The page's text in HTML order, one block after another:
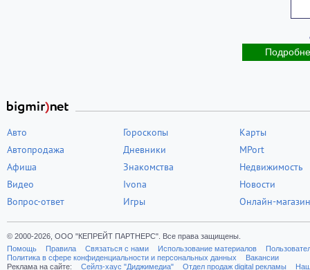
Авто
Автопродажа
Афиша
Видео
Вопрос-ответ
Гороскопы
Дневники
Знакомства
Ivona
Игры
Карты
MPort
Недвижимость
Новости
Онлайн-магазин
© 2000-2026, ООО "КЕПРЕЙТ ПАРТНЕРС". Все права защищены.
Помощь
Правила Связаться с нами Использование материалов
Политика в сфере конфиденциальности и персональных данных
Вакансии
Реклама на сайте:
Cейлз-хаус "Диджимедиа" Отдел продаж digital рекламы